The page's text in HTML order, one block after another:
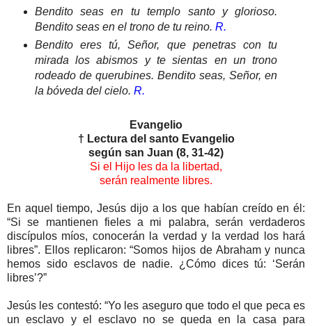
Bendito seas en tu templo santo y glorioso.
Bendito seas en el trono de tu reino. R.
Bendito eres tú, Señor, que penetras con tu
mirada los abismos y te sientas en un trono
rodeado de querubines. Bendito seas, Señor, en
la bóveda del cielo. R.
Evangelio
† Lectura del santo Evangelio
según san Juan (8, 31-42)
Si el Hijo les da la libertad,
serán realmente libres.
En aquel tiempo, Jesús dijo a los que habían creído en él:
“Si se mantienen fieles a mi palabra, serán verdaderos
discípulos míos, conocerán la verdad y la verdad los hará
libres”. Ellos replicaron: “Somos hijos de Abraham y nunca
hemos sido esclavos de nadie. ¿Cómo dices tú: ‘Serán
libres’?”
Jesús les contestó: “Yo les aseguro que todo el que peca es
un esclavo y el esclavo no se queda en la casa para